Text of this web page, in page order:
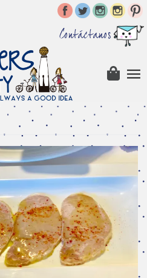
Contáctanos